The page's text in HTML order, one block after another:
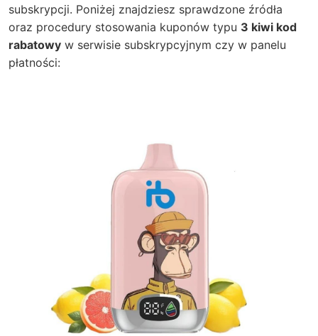
subskrypcji. Poniżej znajdziesz sprawdzone źródła
oraz procedury stosowania kuponów typu 3 kiwi kod
rabatowy w serwisie subskrypcyjnym czy w panelu
płatności: